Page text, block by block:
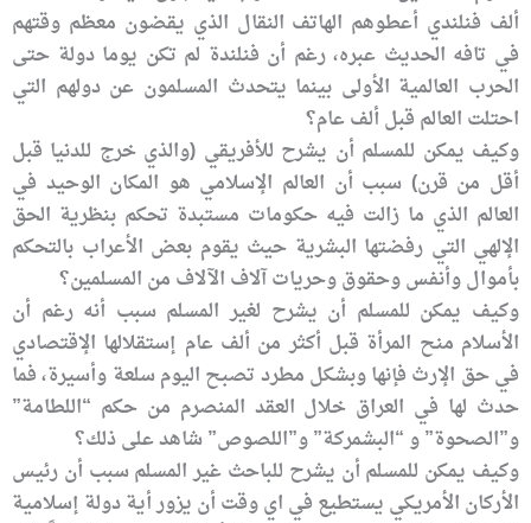
ألف فنلندي أعطوهم الهاتف النقال الذي يقضون معظم وقتهم
في تافه الحديث عبره، رغم أن فنلندة لم تكن يوما دولة حتى
الحرب العالمية الأولى بينما يتحدث المسلمون عن دولهم التي
احتلت العالم قبل ألف عام؟
وكيف يمكن للمسلم أن يشرح للأفريقي (والذي خرج للدنيا قبل
أقل من قرن) سبب أن العالم الإسلامي هو المكان الوحيد في
العالم الذي ما زالت فيه حكومات مستبدة تحكم بنظرية الحق
الإلهي التي رفضتها البشرية حيث يقوم بعض الأعراب بالتحكم
بأموال وأنفس وحقوق وحريات آلاف الآلاف من المسلمين؟
وكيف يمكن للمسلم أن يشرح لغير المسلم سبب أنه رغم أن
الأسلام منح المرأة قبل أكثر من ألف عام إستقلالها الإقتصادي
في حق الإرث فإنها وبشكل مطرد تصبح اليوم سلعة وأسيرة، فما
حدث لها في العراق خلال العقد المنصرم من حكم “اللطامة”
و”الصحوة” و “البشمركة” و”اللصوص” شاهد على ذلك؟
وكيف يمكن للمسلم أن يشرح للباحث غير المسلم سبب أن رئيس
الأركان الأمريكي يستطيع في اي وقت أن يزور أية دولة إسلامية